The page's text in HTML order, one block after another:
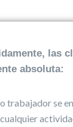
las
absoluta:
trabajador se